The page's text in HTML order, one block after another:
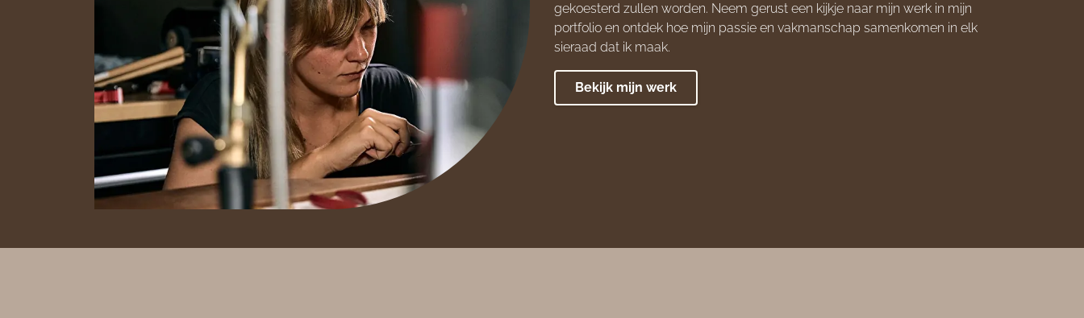
gekoesterd zullen worden. Neem gerust een kijkje naar mijn werk in mijn
portfolio en ontdek hoe mijn passie en vakmanschap samenkomen in elk
sieraad dat ik maak.
Bekijk mijn werk